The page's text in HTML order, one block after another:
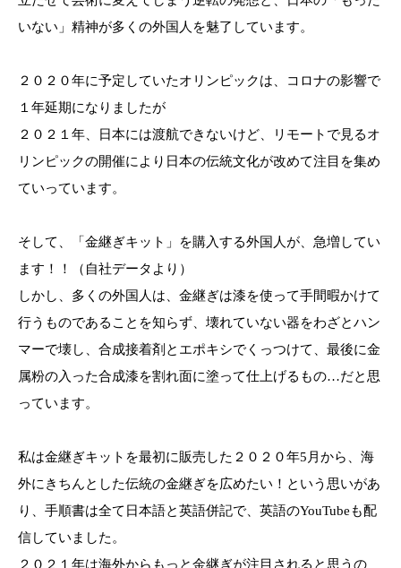
いない」精神が多くの外国人を魅了しています。
２０２０年に予定していたオリンピックは、コロナの影響で
１年延期になりましたが
２０２１年、日本には渡航できないけど、リモートで見るオ
リンピックの開催により日本の伝統文化が改めて注目を集め
ていっています。
そして、「金継ぎキット」を購入する外国人が、急増してい
ます！！（自社データより）
しかし、多くの外国人は、金継ぎは漆を使って手間暇かけて
行うものであることを知らず、壊れていない器をわざとハン
マーで壊し、合成接着剤とエポキシでくっつけて、最後に金
属粉の入った合成漆を割れ面に塗って仕上げるもの…だと思
っています。
私は金継ぎキットを最初に販売した２０２０年5月から、海
外にきちんとした伝統の金継ぎを広めたい！という思いがあ
り、手順書は全て日本語と英語併記で、英語のYouTubeも配
信していました。
２０２１年は海外からもっと金継ぎが注目されると思うの